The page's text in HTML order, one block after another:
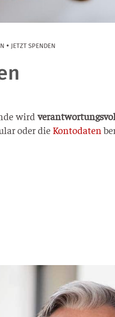
• JETZT SPEN­DEN
wird
oder die Kon­to­da­ten